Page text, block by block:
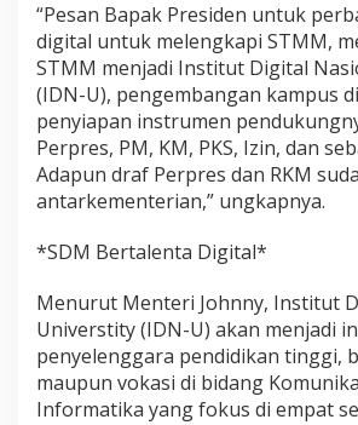
“Pesan Bapak Presiden untuk
digital untuk melengkapi STMM,
STMM menjadi Institut Digital
(IDN-U), pengembangan kampus
penyiapan instrumen
Perpres, PM, KM, PKS, Izin, dan
Adapun draf Perpres dan RKM
antarkementerian,” ungkapnya.
*SDM Bertalenta Digital*
Menurut Menteri Johnny, Institut
Universtity (IDN-U) akan menjadi
penyelenggara pendidikan tinggi,
maupun vokasi di bidang
Informatika yang fokus di empat